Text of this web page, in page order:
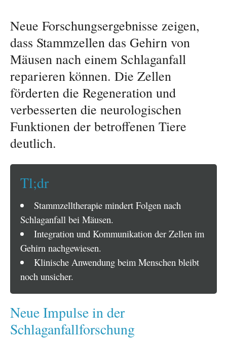
Neue Forschungsergebnisse zeigen,
dass Stammzellen das Gehirn von
Mäusen nach einem Schlaganfall
reparieren können. Die Zellen
förderten die Regeneration und
verbesserten die neurologischen
Funktionen der betroffenen Tiere
deutlich.
Tl;dr
Stammzelltherapie mindert Folgen nach
Schlaganfall bei Mäusen.
Integration und Kommunikation der Zellen im
Gehirn nachgewiesen.
Klinische Anwendung beim Menschen bleibt
noch unsicher.
Neue Impulse in der
Schlaganfallforschung